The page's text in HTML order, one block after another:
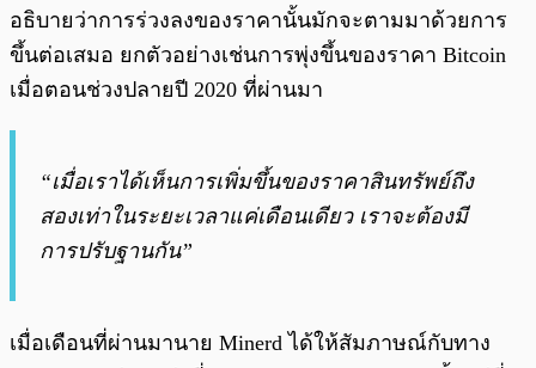
อธิบายว่าการร่วงลงของราคานั้นมักจะตามมาด้วยการ
ขึ้นต่อเสมอ ยกตัวอย่างเช่นการพุ่งขึ้นของราคา Bitcoin
เมื่อตอนช่วงปลายปี 2020 ที่ผ่านมา
“เมื่อเราได้เห็นการเพิ่มขึ้นของราคาสินทรัพย์ถึง
สองเท่าในระยะเวลาแค่เดือนเดียว เราจะต้องมี
การปรับฐานกัน”
เมื่อเดือนที่ผ่านมานาย Minerd ได้ให้สัมภาษณ์กับทาง